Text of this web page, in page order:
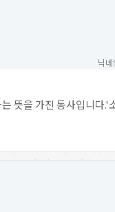
닉
뜻을 가진 동사입니다